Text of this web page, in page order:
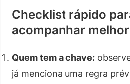
Checklist rápido
acompanhar
Quem tem a chave:
já menciona uma regra